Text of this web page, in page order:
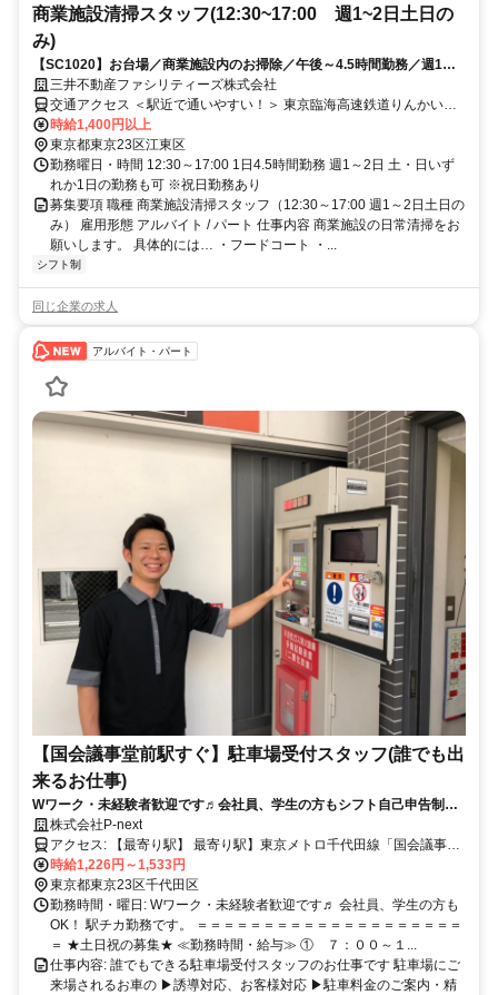
商業施設清掃スタッフ(12:30~17:00 週1~2日土日の
み)
【SC1020】お台場／商業施設内のお掃除／午後～4.5時間勤務／週1～2
日土日のみ勤務／男女活躍中
三井不動産ファシリティーズ株式会社
交通アクセス ＜駅近で通いやすい！＞ 東京臨海高速鉄道りんかい線
「東京テレポート駅」より徒歩3分 ゆりかもめ「台場駅」より徒歩5
分
時給1,400円以上
東京都東京23区江東区
勤務曜日・時間 12:30～17:00 1日4.5時間勤務 週1～2日 土・日いず
れか1日の勤務も可 ※祝日勤務あり
募集要項 職種 商業施設清掃スタッフ（12:30～17:00 週1～2日土日の
み） 雇用形態 アルバイト / パート 仕事内容 商業施設の日常清掃をお
願いします。 具体的には… ・フードコート ・...
シフト制
同じ企業の求人
アルバイト・パート
【国会議事堂前駅すぐ】駐車場受付スタッフ(誰でも出
来るお仕事)
Wワーク・未経験者歓迎です♬会社員、学生の方もシフト自己申告制な
ので自分に合った無理のない働き方OK！駅からすぐの勤務です(^_-)-☆
株式会社P-next
アクセス: 【最寄り駅】 最寄り駅】東京メトロ千代田線「国会議事堂
前駅」徒歩3分 東京メトロ南北線「溜池山王駅」徒歩5分 東京メトロ
丸ノ内線・銀座線「赤坂見附駅」徒歩5分 東京メトロ半蔵門線「永田
町駅」徒歩5分
時給1,226円～1,533円
東京都東京23区千代田区
勤務時間・曜日: Wワーク・未経験者歓迎です♬ 会社員、学生の方も
OK！ 駅チカ勤務です。 ＝＝＝＝＝＝＝＝＝＝＝＝＝＝＝＝＝＝＝＝
＝ ★土日祝の募集★ ≪勤務時間・給与≫ ① ７：００～１...
仕事内容: 誰でもできる駐車場受付スタッフのお仕事です 駐車場にご
来場されるお車の ▶誘導対応、お客様対応 ▶駐車料金のご案内・精